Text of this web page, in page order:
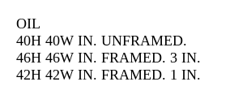
OIL
40H 40W IN. UNFRAMED.
46H 46W IN. FRAMED. 3 IN.
42H 42W IN. FRAMED. 1 IN.